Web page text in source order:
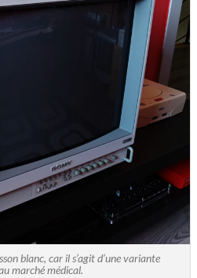
blanc, car il s’agit d’une variante
marché médical.